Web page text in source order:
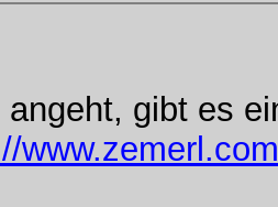
angeht, gibt es